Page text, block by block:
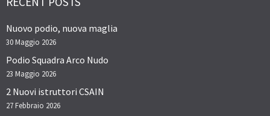
Nuovo podio, nuova maglia
30 Maggio 2026
Podio Squadra Arco Nudo
23 Maggio 2026
2 Nuovi istruttori CSAIN
27 Febbraio 2026